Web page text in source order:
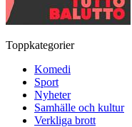
Toppkategorier
Komedi
Sport
Nyheter
Samhälle och kultur
Verkliga brott